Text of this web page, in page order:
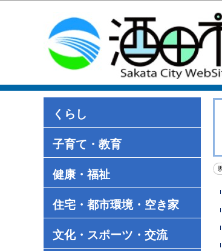
くらし
子育て・教育
健康・福祉
住宅・都市環境・空き家
文化・スポーツ・交流